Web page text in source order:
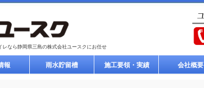
なら静岡県三島の株式会社ユースクにお任せ
報 雨水貯留槽 施工要領・実績 会社概要